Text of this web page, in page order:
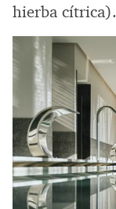
hierba cítrica).